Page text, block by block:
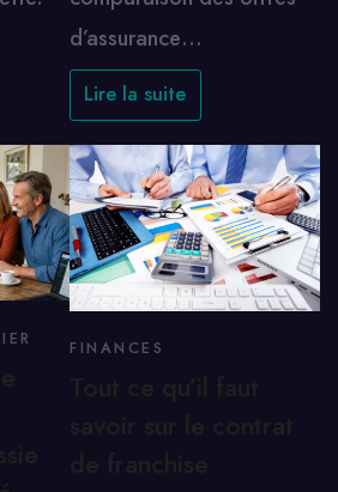
d’assurance…
Lire la suite
FINANCES